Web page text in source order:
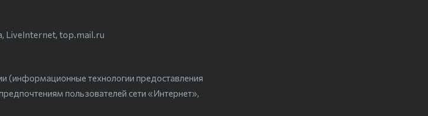
LiveInternet, top.mail.ru
(информационные технологии предоставления
пользователей сети «Интернет»,